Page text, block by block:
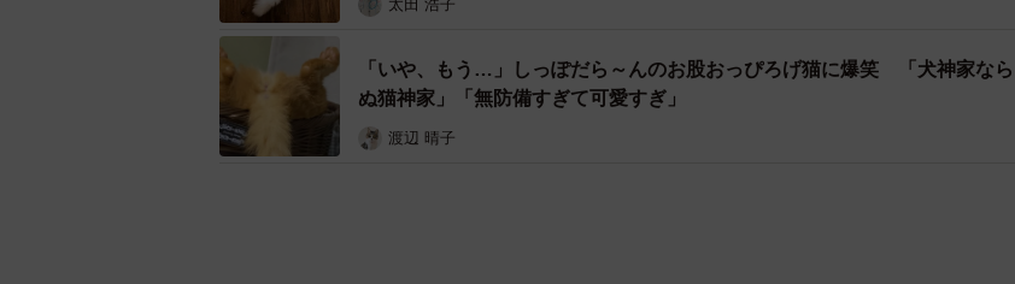
太田 浩子
「いや、もう…」しっぽだら～んのお股おっぴろげ猫に爆笑 「犬神家なら
ぬ猫神家」「無防備すぎて可愛すぎ」
渡辺 晴子